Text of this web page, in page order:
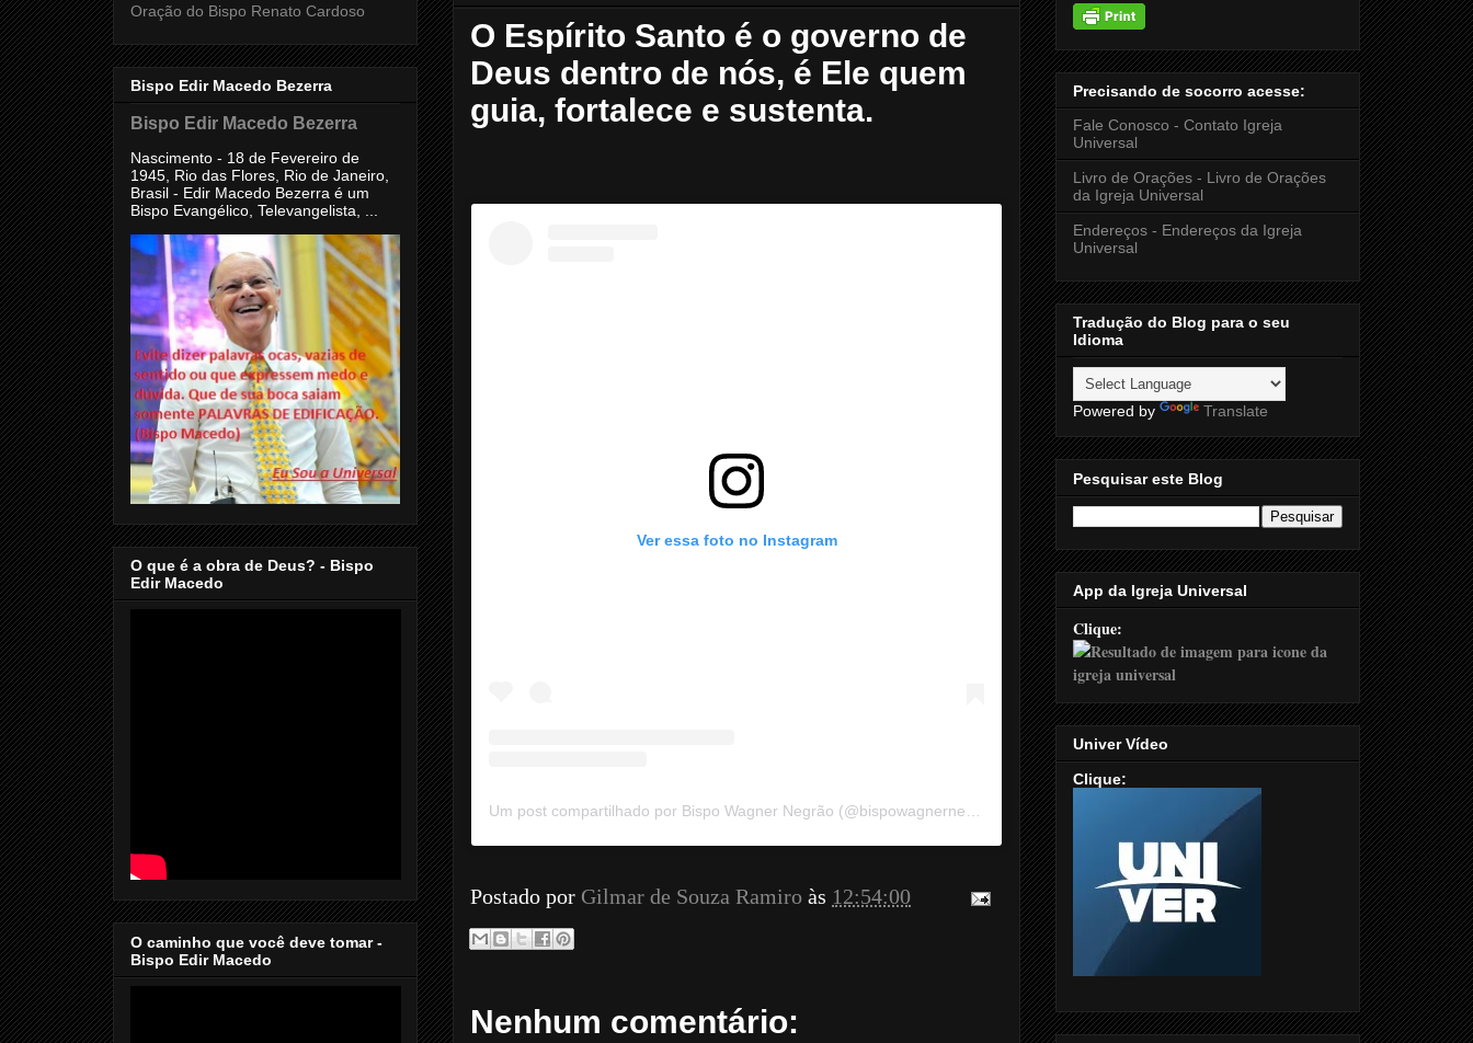
O Espírito Santo é o governo de
Deus dentro de nós, é Ele quem
guia, fortalece e sustenta.
Ver essa foto no Instagram
Um post compartilhado por Bispo Wagner Negrão (@bispowagnernegrao)
Postado por Gilmar de Souza Ramiro às 12:54:00
Nenhum comentário:
Oração do Bispo Renato Cardoso
Bispo Edir Macedo Bezerra
Bispo Edir Macedo Bezerra
Nascimento - 18 de Fevereiro de
1945, Rio das Flores, Rio de Janeiro,
Brasil - Edir Macedo Bezerra é um
Bispo Evangélico, Televangelista, ...
O que é a obra de Deus? - Bispo
Edir Macedo
O caminho que você deve tomar -
Bispo Edir Macedo
Precisando de socorro acesse:
Fale Conosco - Contato Igreja
Universal
Livro de Orações - Livro de Orações
da Igreja Universal
Endereços - Endereços da Igreja
Universal
Tradução do Blog para o seu
Idioma
Powered by Translate
Pesquisar este Blog
App da Igreja Universal
Clique:
Univer Vídeo
Clique: